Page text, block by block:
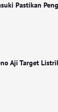
Pastikan
Aji Target